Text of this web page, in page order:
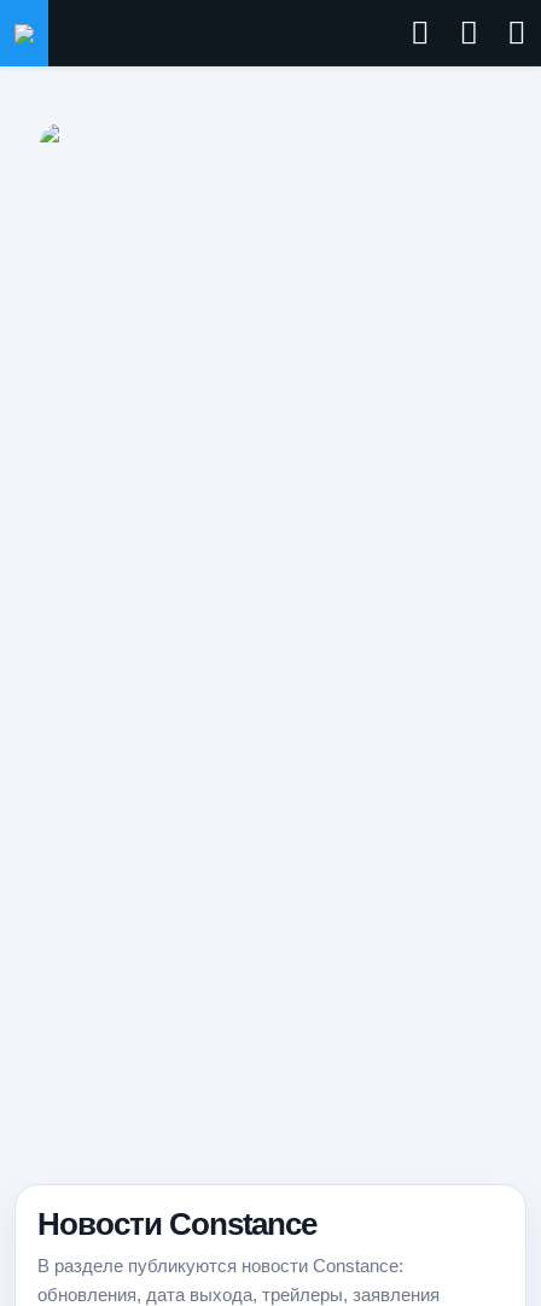
Новости Constance
В разделе публикуются новости Constance:
обновления, дата выхода, трейлеры, заявления